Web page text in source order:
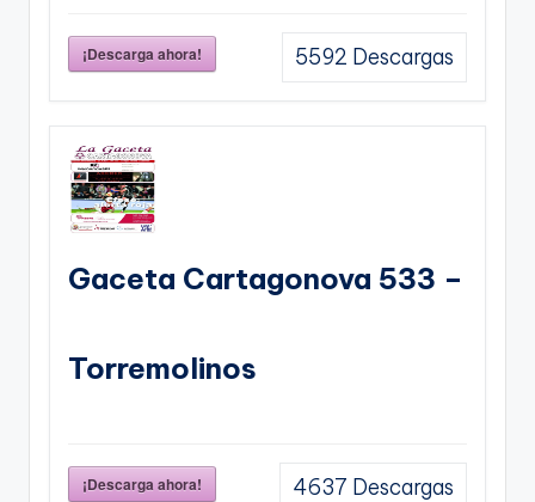
¡Descarga ahora! 5592 Descargas
Gaceta Cartagonova 533 –
Torremolinos
¡Descarga ahora! 4637 Descargas